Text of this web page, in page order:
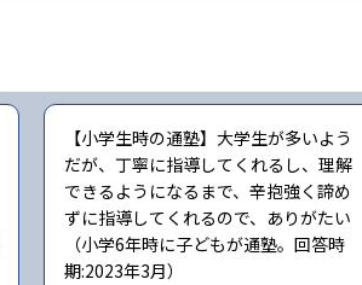
【小学生時の通塾】大学生が多いよう
だが、丁寧に指導してくれるし、理解
できるようになるまで、辛抱強く諦め
ずに指導してくれるので、ありがたい
（小学6年時に子どもが通塾。回答時
期:2023年3月）